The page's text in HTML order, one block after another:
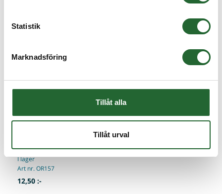
Statistik
Marknadsföring
Tillåt alla
Tillåt urval
O-ring Inner dia: 7mm Tjocklek: 1,5mm Material: NBR Användningstemp:
I lager
Art nr. OR157
12,50 :-